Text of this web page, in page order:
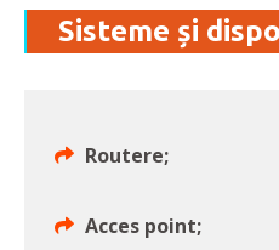
Sisteme și
Routere;
Acces point;